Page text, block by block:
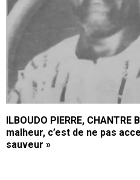
ILBOUDO PIERRE,
malheur, c’est de ne pas
sauveur »